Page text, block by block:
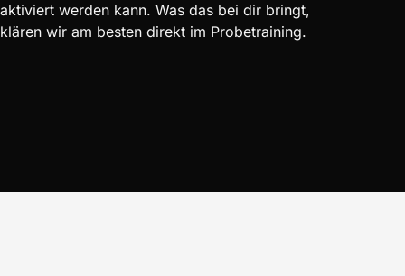
aktiviert werden kann. Was das bei dir bringt,
klären wir am besten direkt im Probetraining.